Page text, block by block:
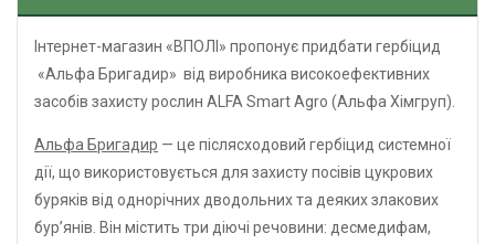
Інтернет-магазин «ВПОЛІ» пропонує придбати гербіцид
«Альфа Бригадир» від виробника високоефективних
засобів захисту рослин ALFA Smart Agro (Альфа Хімгруп).
Альфа Бригадир — це післясходовий гербіцид системної
дії, що використовується для захисту посівів цукрових
буряків від однорічних дводольних та деяких злакових
бур’янів. Він містить три діючі речовини: десмедифам,